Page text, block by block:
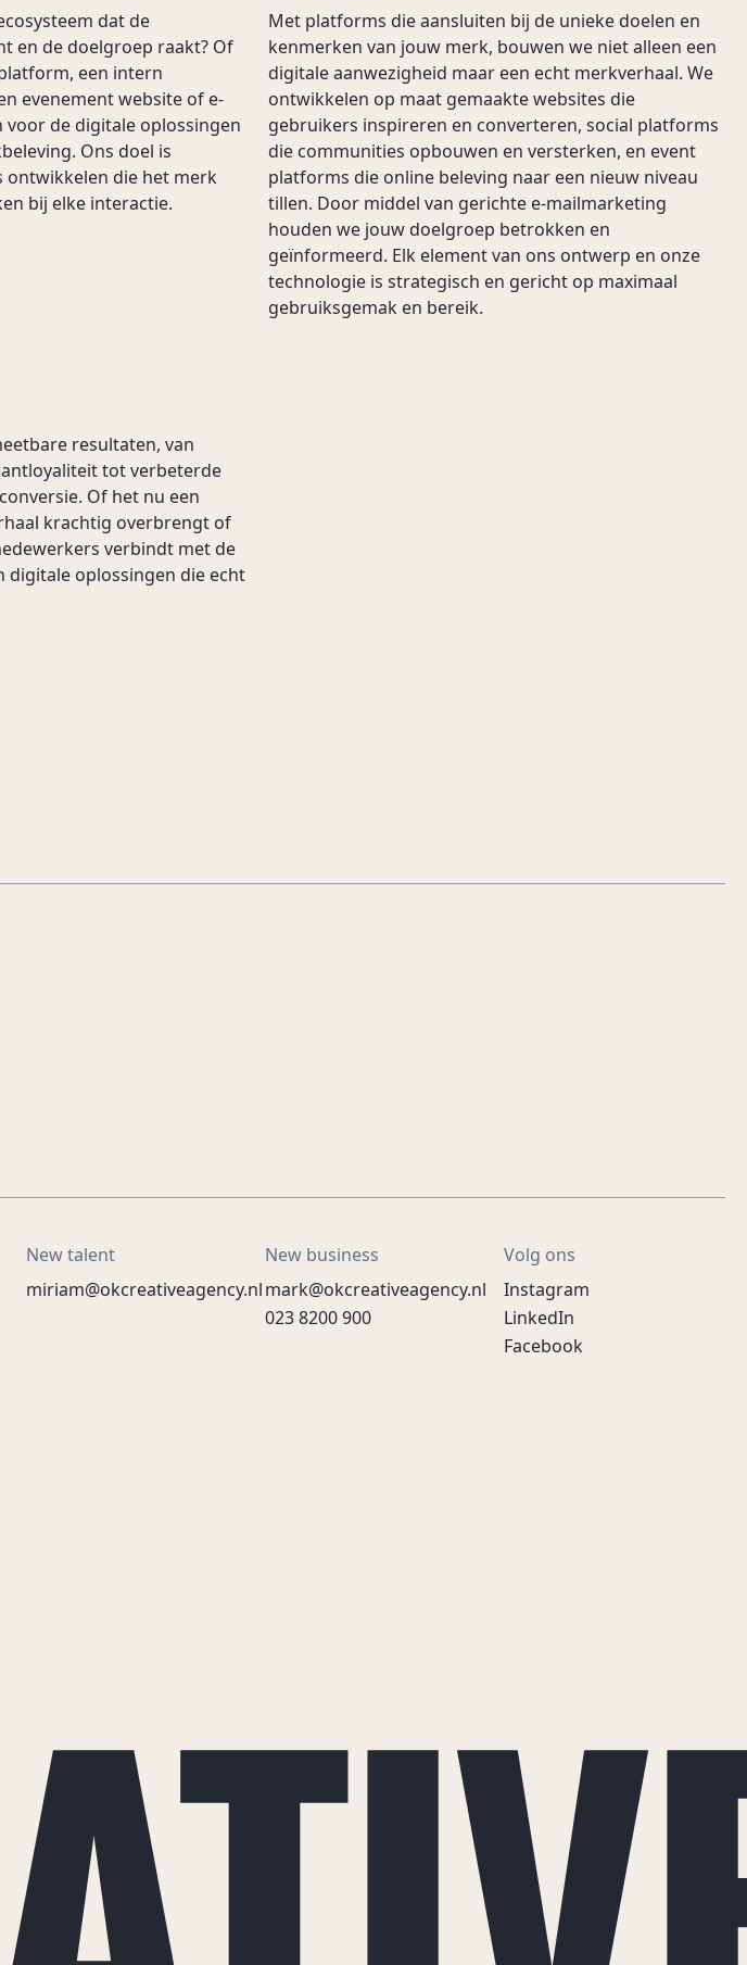
dat de
en de doelgroep raakt? Of
een intern
evenement website of e-
de digitale oplossingen
Ons doel is
die het merk
bij elke interactie.
Met platforms die aansluiten bij de unieke doelen en
kenmerken van jouw merk, bouwen we niet alleen een
digitale aanwezigheid maar een echt merkverhaal. We
ontwikkelen op maat gemaakte websites die
gebruikers inspireren en converteren, social platforms
die communities opbouwen en versterken, en event
platforms die online beleving naar een nieuw niveau
tillen. Door middel van gerichte e-mailmarketing
houden we jouw doelgroep betrokken en
geïnformeerd. Elk element van ons ontwerp en onze
technologie is strategisch en gericht op maximaal
gebruiksgemak en bereik.
resultaten, van
tot verbeterde
Of het nu een
krachtig overbrengt of
verbindt met de
digitale oplossingen die echt
New talent
miriam@okcreativeagency.nl
New business
mark@okcreativeagency.nl
023 8200 900
Volg ons
Instagram
LinkedIn
Facebook